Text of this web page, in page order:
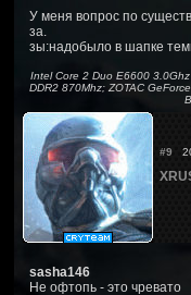
У меня вопрос по
за.
зы:надобыло в шапке
Intel Core 2 Duo E6600
DDR2 870Mhz; ZOTAC
#9
sasha146
Не офтопь - это чревато